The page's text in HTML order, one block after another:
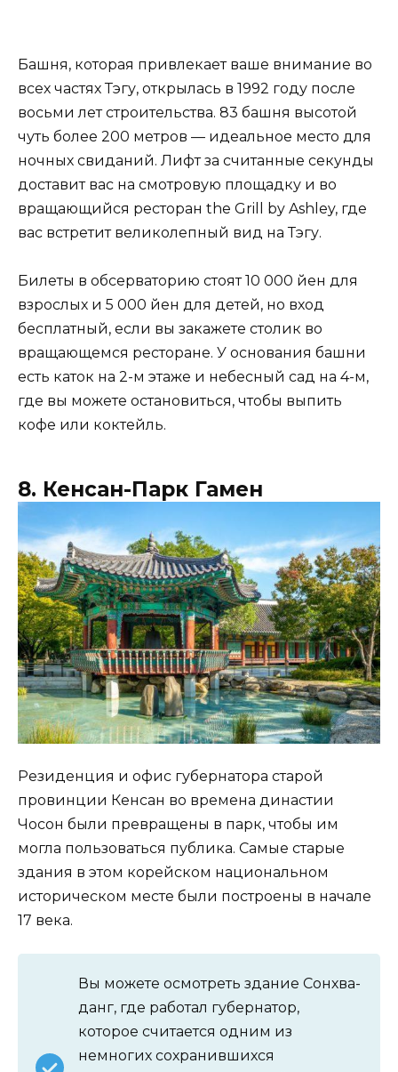
Башня, которая привлекает ваше внимание во
всех частях Тэгу, открылась в 1992 году после
восьми лет строительства. 83 башня высотой
чуть более 200 метров — идеальное место для
ночных свиданий. Лифт за считанные секунды
доставит вас на смотровую площадку и во
вращающийся ресторан the Grill by Ashley, где
вас встретит великолепный вид на Тэгу.
Билеты в обсерваторию стоят 10 000 йен для
взрослых и 5 000 йен для детей, но вход
бесплатный, если вы закажете столик во
вращающемся ресторане. У основания башни
есть каток на 2-м этаже и небесный сад на 4-м,
где вы можете остановиться, чтобы выпить
кофе или коктейль.
8. Кенсан-Парк Гамен
Резиденция и офис губернатора старой
провинции Кенсан во времена династии
Чосон были превращены в парк, чтобы им
могла пользоваться публика. Самые старые
здания в этом корейском национальном
историческом месте были построены в начале
17 века.
Вы можете осмотреть здание Сонхва-
данг, где работал губернатор,
которое считается одним из
немногих сохранившихся